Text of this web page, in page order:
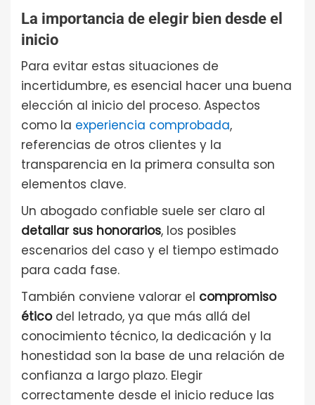
La importancia de elegir bien desde el
inicio
Para evitar estas situaciones de
incertidumbre, es esencial hacer una buena
elección al inicio del proceso. Aspectos
como la experiencia comprobada,
referencias de otros clientes y la
transparencia en la primera consulta son
elementos clave.
Un abogado confiable suele ser claro al
detallar sus honorarios, los posibles
escenarios del caso y el tiempo estimado
para cada fase.
También conviene valorar el compromiso
éticodel letrado, ya que más allá del
conocimiento técnico, la dedicación y la
honestidad son la base de una relación de
confianza a largo plazo. Elegir
correctamente desde el inicio reduce las